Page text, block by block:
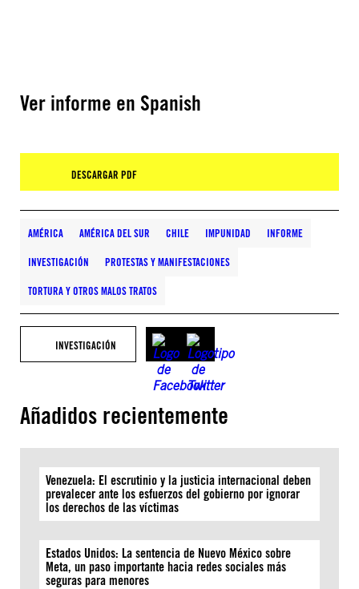
Ver informe en Spanish
DESCARGAR PDF
AMÉRICA AMÉRICA DEL SUR CHILE IMPUNIDAD INFORME
INVESTIGACIÓN PROTESTAS Y MANIFESTACIONES
TORTURA Y OTROS MALOS TRATOS
INVESTIGACIÓN
Añadidos recientemente
Venezuela: El escrutinio y la justicia internacional deben
prevalecer ante los esfuerzos del gobierno por ignorar
los derechos de las víctimas
Estados Unidos: La sentencia de Nuevo México sobre
Meta, un paso importante hacia redes sociales más
seguras para menores